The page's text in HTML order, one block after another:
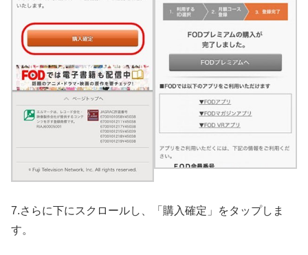
7.さらに下にスクロールし、「購入確定」をタップしま
す。